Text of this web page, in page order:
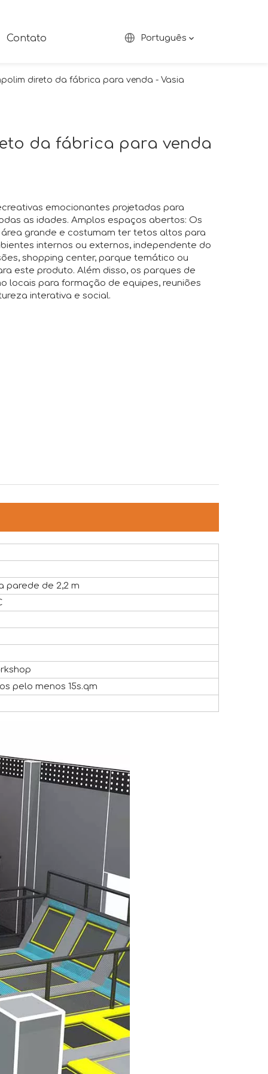
Contato Português
direto da fábrica para venda - Vasia
da fábrica para venda
emocionantes projetadas para
as idades. Amplos espaços abertos: Os
grande e costumam ter tetos altos para
internos ou externos, independente do
shopping center, parque temático ou
este produto. Além disso, os parques de
locais para formação de equipes, reuniões
interativa e social.
parede de 2,2 m
pelo menos 15s.qm